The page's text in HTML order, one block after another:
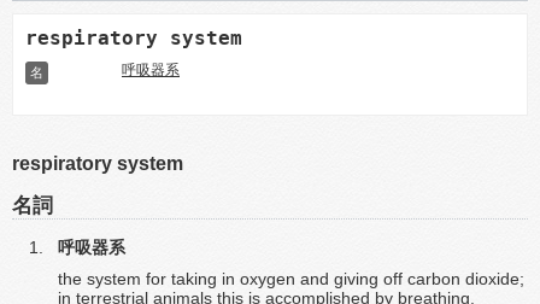
respiratory system
名 呼吸器系
respiratory system
名詞
呼吸器系
the system for taking in oxygen and giving off carbon dioxide;
in terrestrial animals this is accomplished by breathing.